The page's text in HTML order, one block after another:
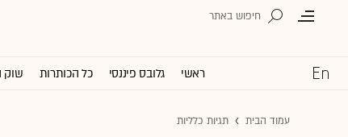
ראשי גלובס פיננסי כל הכותרות שוק
עמוד הבית תגיות כלליות